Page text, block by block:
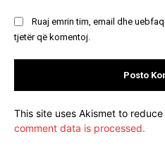
Ruaj emrin tim, email dhe
tjetër që komentoj.
This site uses Akismet to reduce
comment data is processed.